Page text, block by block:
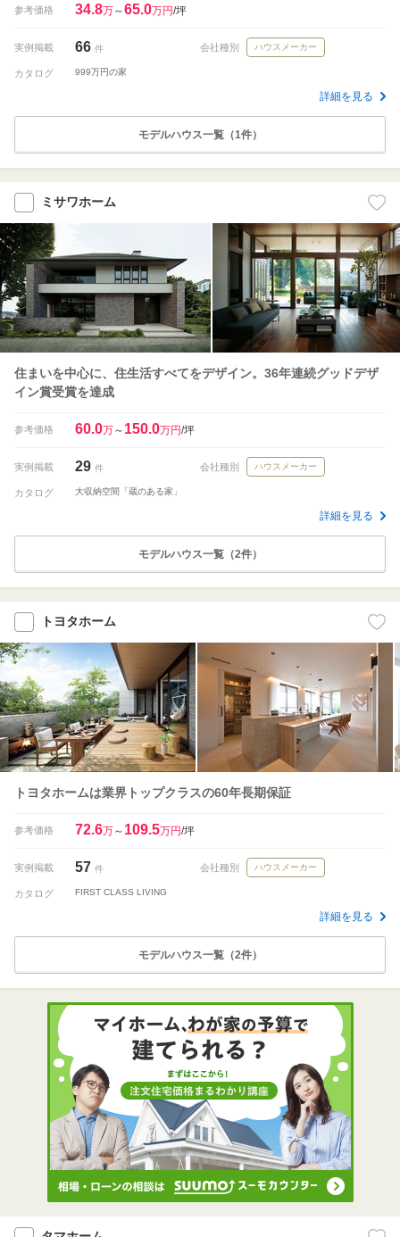
参考価格 34.8万～65.0万円/坪
実例掲載 66 件 会社種別 ハウスメーカー
カタログ 999万円の家
詳細を見る
モデルハウス一覧（1件）
ミサワホーム
住まいを中心に、住生活すべてをデザイン。36年連続グッドデザ
イン賞受賞を達成
参考価格 60.0万～ 150.0万円/坪
実例掲載 29 件 会社種別 ハウスメーカー
カタログ 大収納空間「蔵のある家」
詳細を見る
モデルハウス一覧（2件）
トヨタホーム
トヨタホームは業界トップクラスの60年長期保証
参考価格 72.6万～ 109.5万円/坪
実例掲載 57 件 会社種別 ハウスメーカー
カタログ FIRST CLASS LIVING
詳細を見る
モデルハウス一覧（2件）